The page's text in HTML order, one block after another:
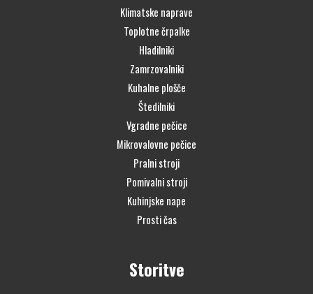
Klimatske naprave
Toplotne črpalke
Hladilniki
Zamrzovalniki
Kuhalne plošče
Štedilniki
Vgradne pečice
Mikrovalovne pečice
Pralni stroji
Pomivalni stroji
Kuhinjske nape
Prosti čas
Storitve